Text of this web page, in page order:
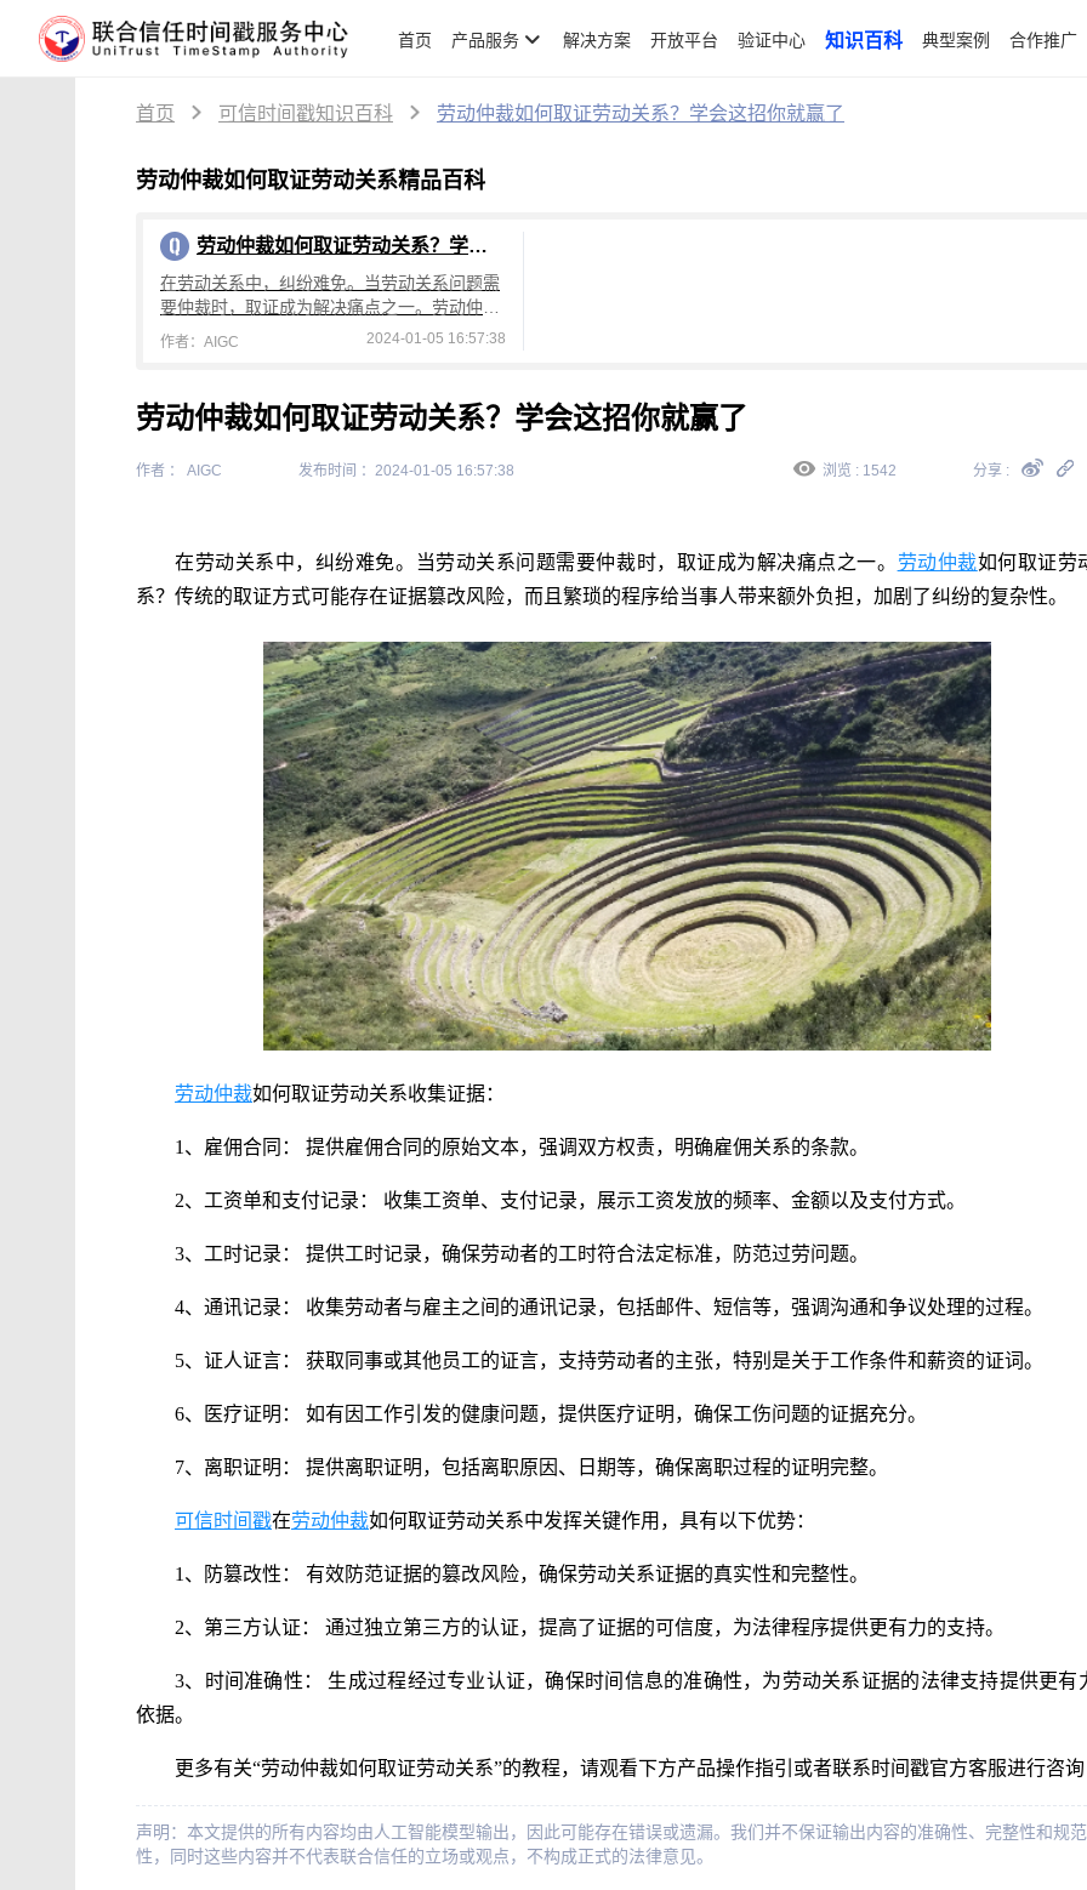
首页 产品服务 解决方案 开放平台 验证中心 知识百科 典型案例 合作推广
首页 可信时间戳知识百科 劳动仲裁如何取证劳动关系？学会这招你就赢了
劳动仲裁如何取证劳动关系精品百科
劳动仲裁如何取证劳动关系？学会这招你就赢了
在劳动关系中，纠纷难免。当劳动关系问题需
要仲裁时，取证成为解决痛点之一。劳动仲裁
如何取证劳动关系？传统的取证方式可能存在
作者：AIGC 2024-01-05 16:57:38
劳动仲裁如何取证劳动关系？学会这招你就赢了
作者 ： AIGC 发布时间 ：2024-01-05 16:57:38 浏览 : 1542 分享 :
在劳动关系中，纠纷难免。当劳动关系问题需要仲裁时，取证成为解决痛点之一。 劳动仲裁如何取证劳
系？传统的取证方式可能存在证据篡改风险，而且繁琐的程序给当事人带来额外负担，加剧了纠纷的复杂性。
劳动仲裁如何取证劳动关系收集证据：
1、雇佣合同： 提供雇佣合同的原始文本，强调双方权责，明确雇佣关系的条款。
2、工资单和支付记录： 收集工资单、支付记录，展示工资发放的频率、金额以及支付方式。
3、工时记录： 提供工时记录，确保劳动者的工时符合法定标准，防范过劳问题。
4、通讯记录： 收集劳动者与雇主之间的通讯记录，包括邮件、短信等，强调沟通和争议处理的过程。
5、证人证言： 获取同事或其他员工的证言，支持劳动者的主张，特别是关于工作条件和薪资的证词。
6、医疗证明： 如有因工作引发的健康问题，提供医疗证明，确保工伤问题的证据充分。
7、离职证明： 提供离职证明，包括离职原因、日期等，确保离职过程的证明完整。
可信时间戳在劳动仲裁如何取证劳动关系中发挥关键作用，具有以下优势：
1、防篡改性： 有效防范证据的篡改风险，确保劳动关系证据的真实性和完整性。
2、第三方认证： 通过独立第三方的认证，提高了证据的可信度，为法律程序提供更有力的支持。
3、时间准确性： 生成过程经过专业认证，确保时间信息的准确性，为劳动关系证据的法律支持提供更有
依据。
更多有关“劳动仲裁如何取证劳动关系”的教程，请观看下方产品操作指引或者联系时间戳官方客服进行咨询
声明：本文提供的所有内容均由人工智能模型输出，因此可能存在错误或遗漏。我们并不保证输出内容的准确性、完整性和规范
性，同时这些内容并不代表联合信任的立场或观点，不构成正式的法律意见。